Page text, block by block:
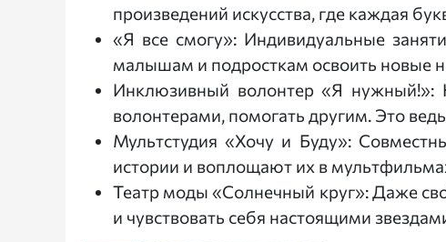
произведений искусства, где каждая
«Я все смогу»: Индивидуальные
малышам и подросткам освоить новые
Инклюзивный волонтер «Я нужный!»:
волонтерами, помогать другим. Это
Мультстудия «Хочу и Буду»:
истории и воплощают их в
Театр моды «Солнечный круг»: Даже
и чувствовать себя настоящими